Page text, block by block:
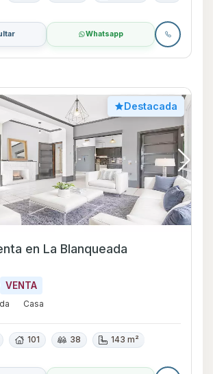
Whatsapp
Destacada
en La Blanqueada
VENTA
Casa
101 38 143 m²